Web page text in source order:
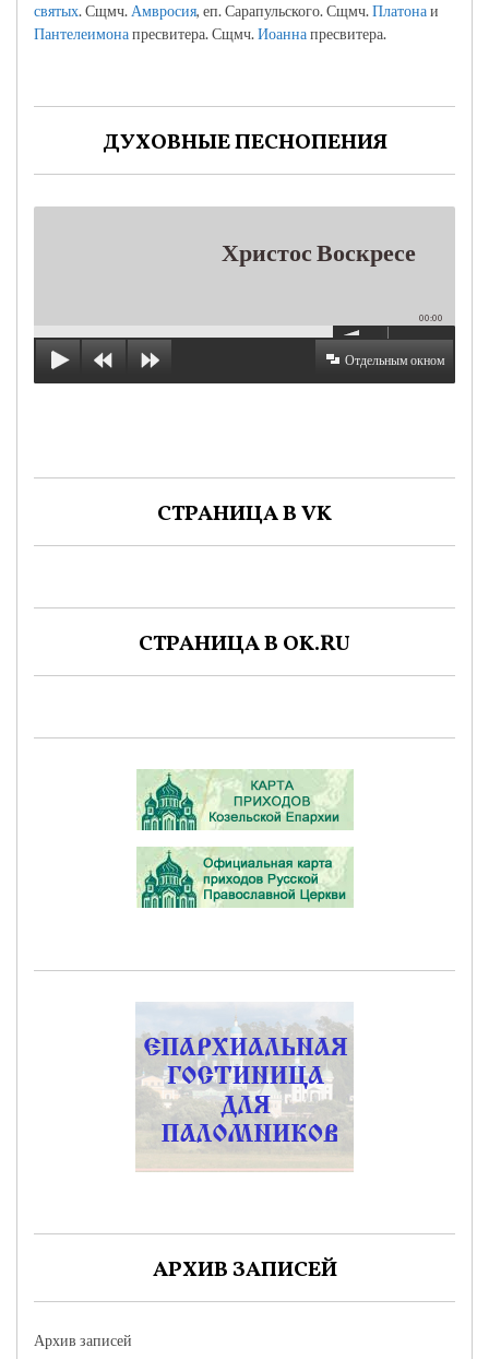
святых. Сщмч.Амвросия, еп. Сарапульского. Сщмч.Платонаи
Пантелеимонапресвитера. Сщмч.Иоаннапресвитера.
ДУХОВНЫЕ ПЕСНОПЕНИЯ
Христос Воскресе
00:00
Отдельным окном
СТРАНИЦА В VK
СТРАНИЦА В OK.RU
АРХИВ ЗАПИСЕЙ
Архив записей